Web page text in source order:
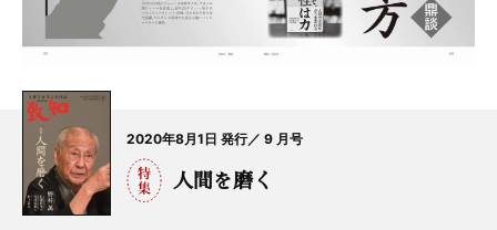
2020年8月1日 発行／ 9 月号
人間を磨く